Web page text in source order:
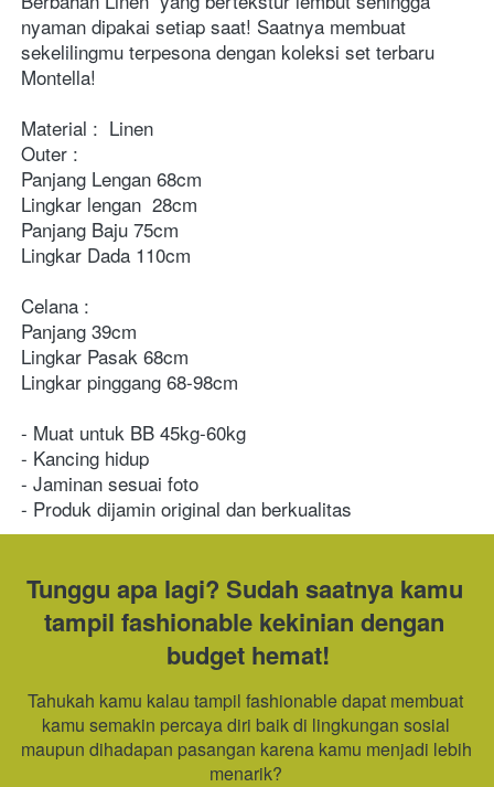
nyaman dipakai setiap saat! Saatnya membuat
sekelilingmu terpesona dengan koleksi set terbaru
Montella!
Material :  Linen
Outer :
Panjang Lengan 68cm
Lingkar lengan  28cm
Panjang Baju 75cm
Lingkar Dada 110cm
Celana :
Panjang 39cm
Lingkar Pasak 68cm
Lingkar pinggang 68-98cm
- Muat untuk BB 45kg-60kg
- Kancing hidup
- Jaminan sesuai foto
- Produk dijamin original dan berkualitas
Tunggu apa lagi? Sudah saatnya kamu
tampil fashionable kekinian dengan
budget hemat!
Tahukah kamu kalau tampil fashionable dapat membuat
kamu semakin percaya diri baik di lingkungan sosial
maupun dihadapan pasangan karena kamu menjadi lebih
menarik?